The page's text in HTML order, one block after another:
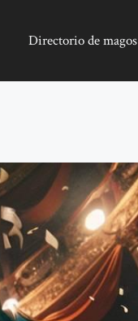
Directorio de magos